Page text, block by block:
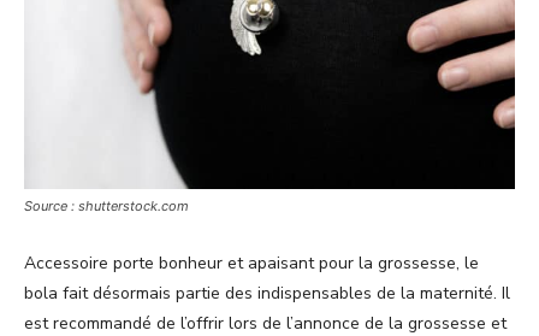
Source : shutterstock.com
Accessoire porte bonheur et apaisant pour la grossesse, le
bola fait désormais partie des indispensables de la maternité. Il
est recommandé de l’offrir lors de l’annonce de la grossesse et